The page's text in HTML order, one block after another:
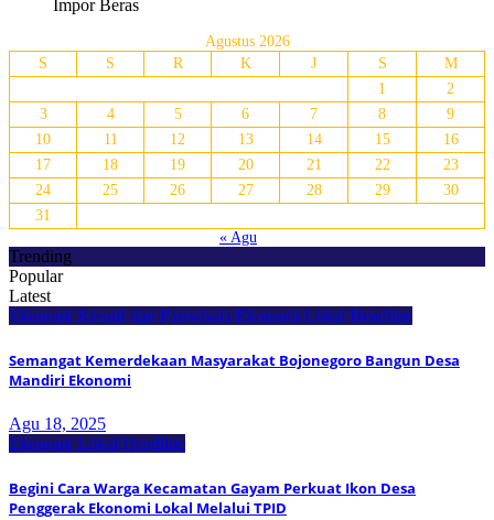
Impor Beras
Agustus 2026
S
S R K J S
M
1
2
3
4 5 6 7 8
9
10
11 12 13 14 15
16
17
18 19 20 21 22
23
24
25 26 27 28 29
30
31
« Agu
Trending
Popular
Latest
Ekonomi Kreatif dan Pariwisata Ekonomi Lokal Headline
Semangat Kemerdekaan Masyarakat Bojonegoro Bangun Desa
Mandiri Ekonomi
Agu 18, 2025
Ekonomi Lokal Headline
Begini Cara Warga Kecamatan Gayam Perkuat Ikon Desa
Penggerak Ekonomi Lokal Melalui TPID